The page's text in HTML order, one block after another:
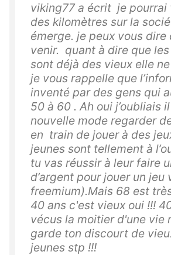
viking77 a écrit je pourrai
des kilomètres sur la
émerge. je peux vous dire
venir. quant à dire que
sont déjà des vieux elle
je vous rappelle que
inventé par des gens qui
50 à 60 . Ah oui j’oubliais
nouvelle mode regarder
en train de jouer à des
jeunes sont tellement à
tu vas réussir à leur faire
d’argent pour jouer un jeu
freemium).Mais 68 est
40 ans c'est vieux oui !!!
vécus la moitier d'une vie
garde ton discourt de
jeunes stp !!!